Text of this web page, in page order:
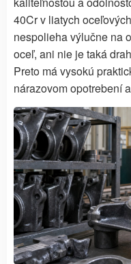
40Cr v liatych
nespolieha výlučne na
oceľ, ani nie je taká
Preto má vysokú
nárazovom opotrebení